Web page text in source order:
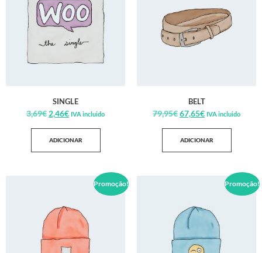
SINGLE
3,69€ 2,46€ IVA incluido
ADICIONAR
BELT
79,95€67,65€ IVA incluido
ADICIONAR
Promoção! Promoção!